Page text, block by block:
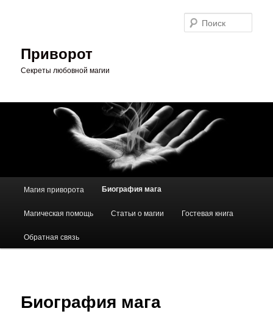
Приворот
Секреты любовной магии
Магия приворота Биография мага
Магическая помощь Статьи о магии Гостевая книга
Обратная связь
Биография мага